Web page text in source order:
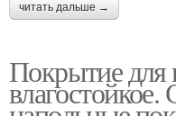
читать дальше →
Покрытие для